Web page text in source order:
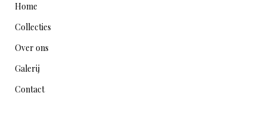
Home
Collecties
Over ons
Galerij
Contact